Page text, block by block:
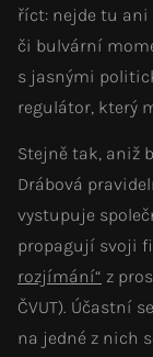
říct: nejde tu
či bulvární
s jasnými
regulátor, který
Stejně tak, aniž
Drábová
vystupuje
propagují svoji
rozjímání“ z
ČVUT). Účastní
na jedné z nich